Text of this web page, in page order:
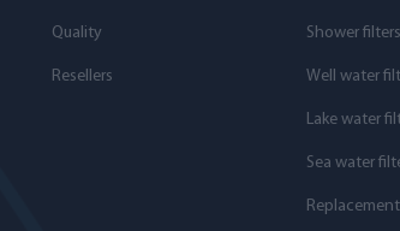
Quality
Resellers
Shower filters
Well water
Lake water
Sea water